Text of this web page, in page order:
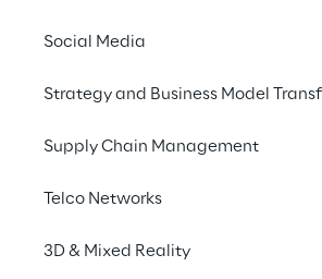
Social Media
Strategy and Business Model
Supply Chain Management
Telco Networks
3D & Mixed Reality
logistische Entwicklung